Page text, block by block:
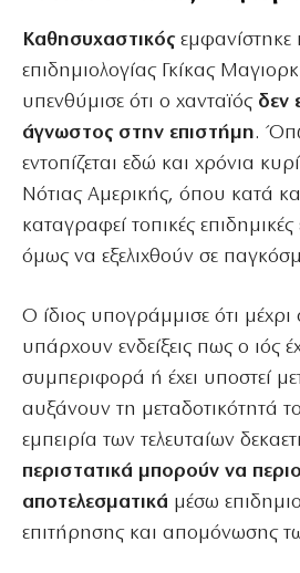
Καθησυχαστικός εμφανίστηκε
επιδημιολογίας Γκίκας
υπενθύμισε ότι ο χανταϊός δεν
άγνωστος στην επιστήμη.
εντοπίζεται εδώ και χρόνια
Νότιας Αμερικής, όπου κατά
καταγραφεί τοπικές επιδημικές
όμως να εξελιχθούν σε
Ο ίδιος υπογράμμισε ότι
υπάρχουν ενδείξεις πως ο ιός
συμπεριφορά ή έχει υποστεί
αυξάνουν τη μεταδοτικότητά
εμπειρία των τελευταίων
περιστατικά μπορούν να
αποτελεσματικά μέσω
επιτήρησης και απομόνωσης